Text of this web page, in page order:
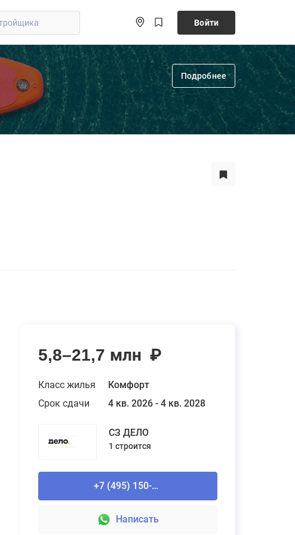
Войти
Подробнее
5,8–21,7 млн ₽
Класс жилья
Комфорт
Срок сдачи
4 кв. 2026 - 4 кв. 2028
СЗ ДЕЛО
1 строится
+7 (495) 150-90-61
Написать